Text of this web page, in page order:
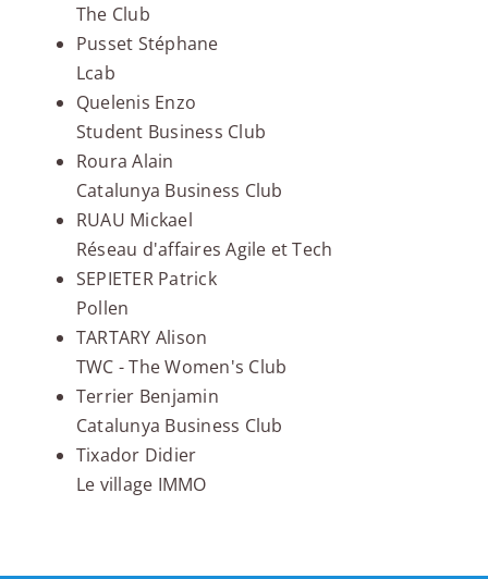
The Club
Pusset Stéphane
Lcab
Quelenis Enzo
Student Business Club
Roura Alain
Catalunya Business Club
RUAU Mickael
Réseau d'affaires Agile et Tech
SEPIETER Patrick
Pollen
TARTARY Alison
TWC - The Women's Club
Terrier Benjamin
Catalunya Business Club
Tixador Didier
Le village IMMO